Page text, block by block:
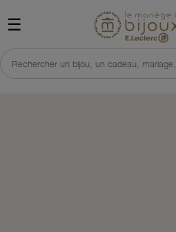
☰
Rechercher un bijou, un cadeau, mariage,